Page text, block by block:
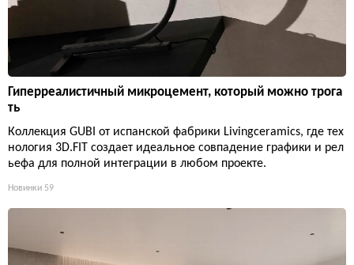
Гиперреалистичный микроцемент, который можно трога
ть
Коллекция GUBI от испанской фабрики Livingceramics, где тех
нология 3D.FIT создает идеальное совпадение графики и рел
ьефа для полной интеграции в любом проекте.
Новинки 59